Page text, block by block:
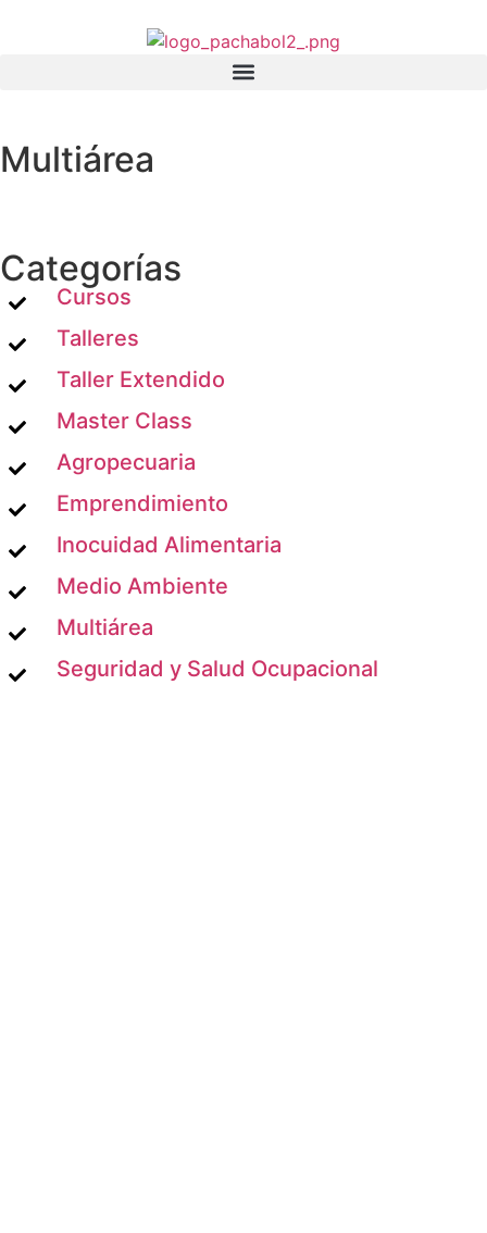
Multiárea
Categorías
Cursos
Talleres
Taller Extendido
Master Class
Agropecuaria
Emprendimiento
Inocuidad Alimentaria
Medio Ambiente
Multiárea
Seguridad y Salud Ocupacional